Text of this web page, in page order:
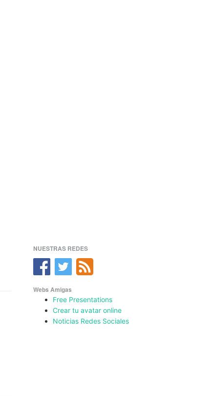
NUESTRAS REDES
Webs Amigas
Free Presentations
Crear tu avatar online
Noticias Redes Sociales